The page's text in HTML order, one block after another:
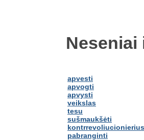
apvesti
apvogti
apvysti
veikslas
tesu
sušmaukšėti
kontrrevoliucionierius
pabranginti